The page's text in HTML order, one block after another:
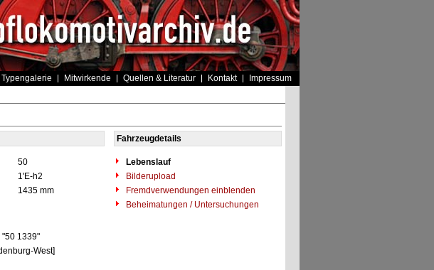
Typengalerie Mitwirkende Quellen & Literatur Kontakt Impressum
Fahrzeugdetails
50
Lebenslauf
1'E-h2
Bilderupload
1435 mm
Fremdverwendungen einblenden
Beheimatungen / Untersuchungen
1339"
West]